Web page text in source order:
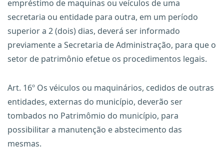
empréstimo de maquinas ou veículos de uma
secretaria ou entidade para outra, em um período
superior a 2 (dois) dias, deverá ser informado
previamente a Secretaria de Administração, para que o
setor de patrimônio efetue os procedimentos legais.
Art. 16º Os véiculos ou maquinários, cedidos de outras
entidades, externas do município, deverão ser
tombados no Patrimômio do município, para
possibilitar a manutenção e abstecimento das
mesmas.